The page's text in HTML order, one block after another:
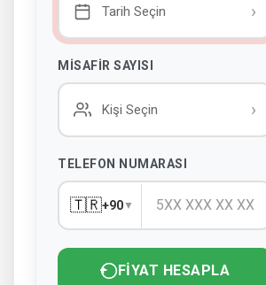
Tarih Seçin ›
MISAFIR SAYISI
Kişi Seçin ›
TELEFON NUMARASI
🇹🇷+90▼
FIYAT HESAPLA